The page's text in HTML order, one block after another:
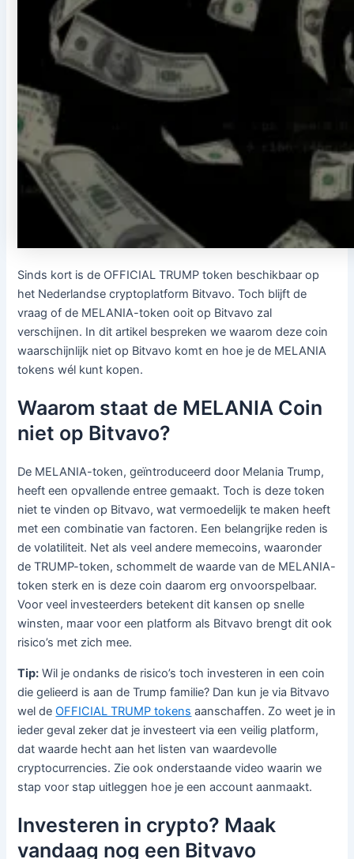
Sinds kort is de OFFICIAL TRUMP token beschikbaar op
het Nederlandse cryptoplatform Bitvavo. Toch blijft de
vraag of de MELANIA-token ooit op Bitvavo zal
verschijnen. In dit artikel bespreken we waarom deze coin
waarschijnlijk niet op Bitvavo komt en hoe je de MELANIA
tokens wél kunt kopen.
Waarom staat de MELANIA Coin
niet op Bitvavo?
De MELANIA-token, geïntroduceerd door Melania Trump,
heeft een opvallende entree gemaakt. Toch is deze token
niet te vinden op Bitvavo, wat vermoedelijk te maken heeft
met een combinatie van factoren. Een belangrijke reden is
de volatiliteit. Net als veel andere memecoins, waaronder
de TRUMP-token, schommelt de waarde van de MELANIA-
token sterk en is deze coin daarom erg onvoorspelbaar.
Voor veel investeerders betekent dit kansen op snelle
winsten, maar voor een platform als Bitvavo brengt dit ook
risico’s met zich mee.
Tip: Wil je ondanks de risico’s toch investeren in een coin
die gelieerd is aan de Trump familie? Dan kun je via Bitvavo
wel deOFFICIAL TRUMP tokens aanschaffen. Zo weet je in
ieder geval zeker dat je investeert via een veilig platform,
dat waarde hecht aan het listen van waardevolle
cryptocurrencies. Zie ook onderstaande video waarin we
stap voor stap uitleggen hoe je een account aanmaakt.
Investeren in crypto? Maak
vandaag nog een Bitvavo